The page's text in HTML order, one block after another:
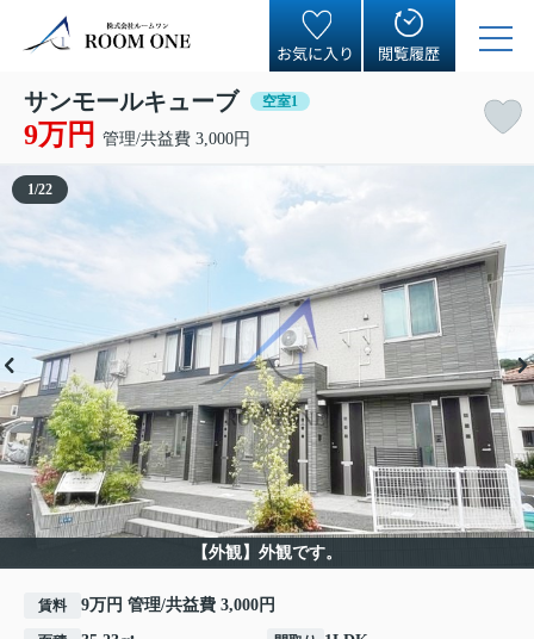
お気に入り 閲覧履歴
サンモールキューブ 空室1
9万円 管理/共益費 3,000円
【外観】外観です。
1/22
賃料 9万円 管理/共益費 3,000円